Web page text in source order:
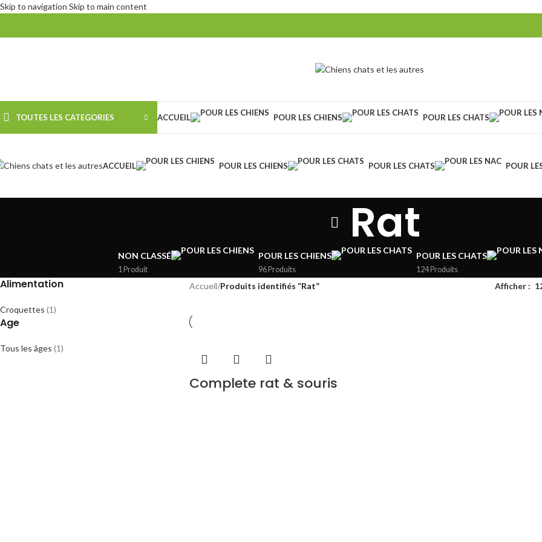
Skip to navigation Skip to main content
TOUTES LES CATEGORIES ACCUEIL POUR LES CHIENS POUR LES CHATS
ACCUEIL POUR LES CHIENS POUR LES CHATS POUR
Rat
NON CLASSÉ
1 Produit
POUR LES CHIENS
96 Produits
POUR LES CHATS
124 Produits
Alimentation
Croquettes (1)
Age
Tous les âges (1)
Accueil/Produits identifiés “Rat” Afficher
Complete rat & souris